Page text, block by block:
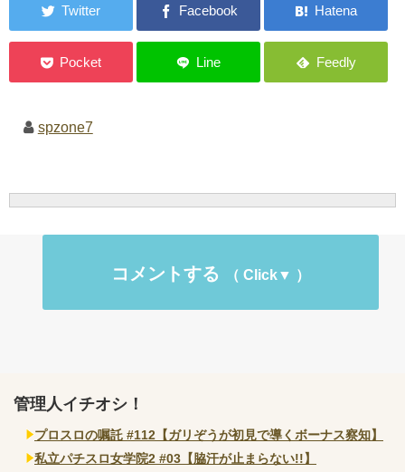
spzone7
コメントする
管理人イチオシ！
プロスロの嘱託 #112【ガリぞうが初見で導くボーナス察知】
私立パチスロ女学院2 #03【脇汗が止まらない!!】